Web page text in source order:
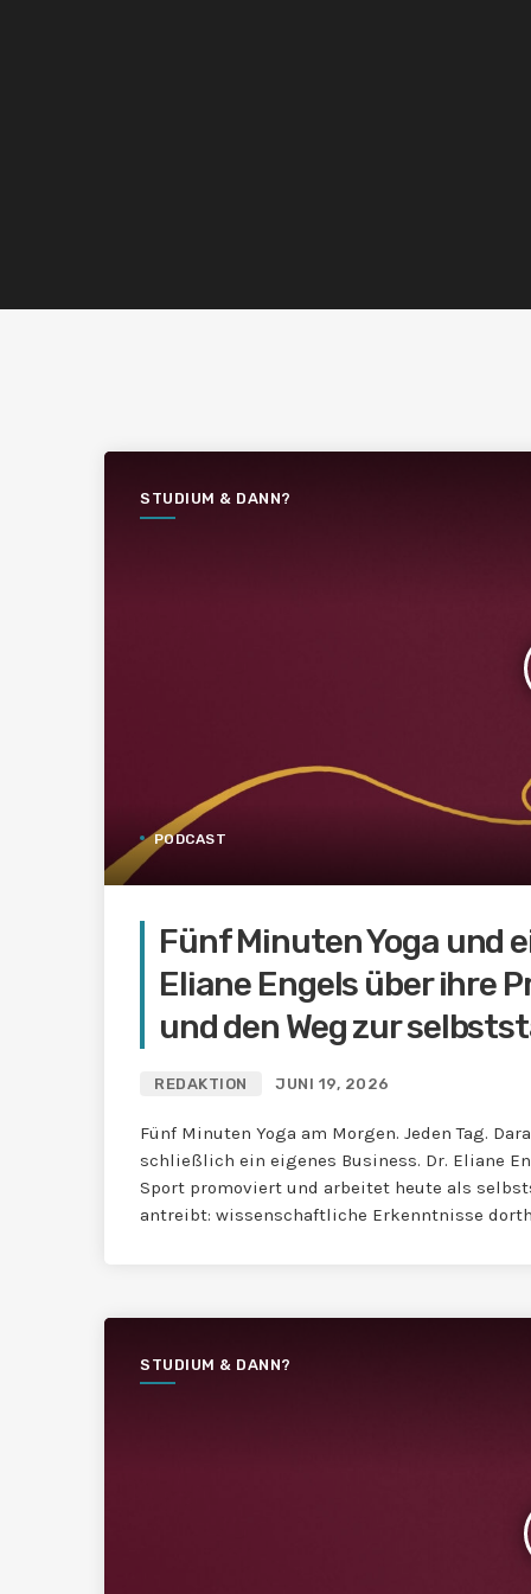
STUDIUM & DANN?
PODCAST
Fünf Minuten Yoga und
Eliane Engels über ihre
und den Weg zur
REDAKTION JUNI 19, 2026
Fünf Minuten Yoga am Morgen. Jeden Tag.
schließlich ein eigenes Business. Dr. Eliane
Sport promoviert und arbeitet heute als
antreibt: wissenschaftliche Erkenntnisse
STUDIUM & DANN?